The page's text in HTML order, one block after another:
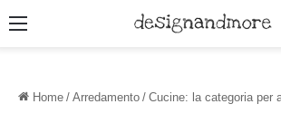
Menu
Home / Arredamento / Cucine: la categoria per